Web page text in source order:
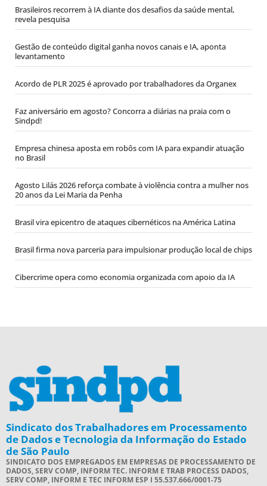
Brasileiros recorrem à IA diante dos desafios da saúde mental,
revela pesquisa
Gestão de conteúdo digital ganha novos canais e IA, aponta
levantamento
Acordo de PLR 2025 é aprovado por trabalhadores da Organex
Faz aniversário em agosto? Concorra a diárias na praia com o
Sindpd!
Empresa chinesa aposta em robôs com IA para expandir atuação
no Brasil
Agosto Lilás 2026 reforça combate à violência contra a mulher nos
20 anos da Lei Maria da Penha
Brasil vira epicentro de ataques cibernéticos na América Latina
Brasil firma nova parceria para impulsionar produção local de chips
Cibercrime opera como economia organizada com apoio da IA
Sindicato dos Trabalhadores em Processamento
de Dados e Tecnologia da Informação do Estado
de São Paulo
SINDICATO DOS EMPREGADOS EM EMPRESAS DE PROCESSAMENTO DE
DADOS, SERV COMP, INFORM TEC. INFORM E TRAB PROCESS DADOS,
SERV COMP, INFORM E TEC INFORM ESP I 55.537.666/0001-75